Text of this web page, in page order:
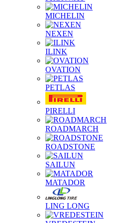
MICHELIN
NEXEN
ILINK
OVATION
PETLAS
PIRELLI
ROADMARCH
ROADSTONE
SAILUN
MATADOR
LING LONG